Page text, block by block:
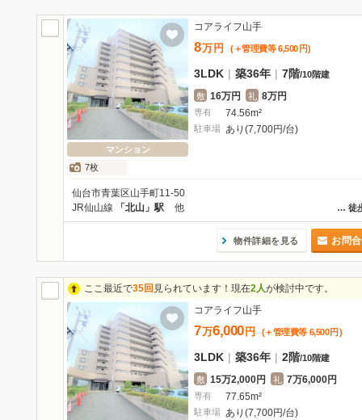
マンション
7枚
コアライフ山手
8万 円 (＋管理費等 6,500 円)
3LDK | 築36年 | 7階/10階建
敷 16万円 礼 8万円
専有 74.56m²
駐車場 あり(7,700円/台)
仙台市青葉区山手町11-50
… 徒
JR仙山線 「北山」駅 他
物件詳細を見る お問
ここ最近で35回 見られています！現在2人が検討中です。
コアライフ山手
7万6,000 円 (＋管理費等 6,500 円 )
3LDK | 築36年 | 2階/10階建
敷 15万2,000円 礼 7万6,000円
専有 77.65m²
駐車場 あり(7,700円/台)